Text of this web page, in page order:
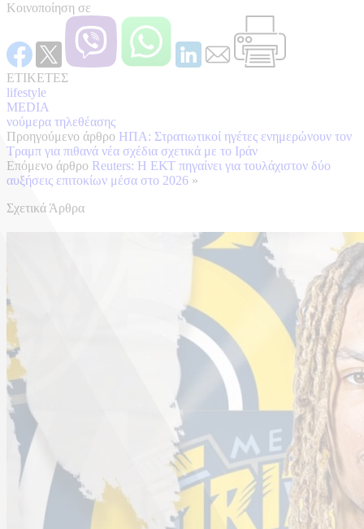
Κοινοποίηση σε
ΕΤΙΚΕΤΕΣ
lifestyle
MEDIA
νούμερα τηλεθέασης
Προηγούμενο άρθρο ΗΠΑ: Στρατιωτικοί ηγέτες ενημερώνουν τον
Τραμπ για πιθανά νέα σχέδια σχετικά με το Ιράν
Επόμενο άρθρο Reuters: Η ΕΚΤ πηγαίνει για τουλάχιστον δύο
αυξήσεις επιτοκίων μέσα στο 2026 »
Σχετικά Άρθρα